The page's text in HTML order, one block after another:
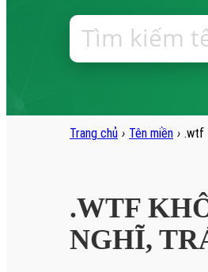
Trang chủ › Tên miền › .wtf
.WTF
NGHĨ,